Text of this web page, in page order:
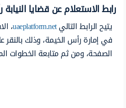
رابط الاستعلام عن قضايا
يتيح الرابط التاليuaeplatform.net،
في إمارة رأس الخيمة، وذلك بالنقر
الصفحة، ومن ثم متابعة الخطوات